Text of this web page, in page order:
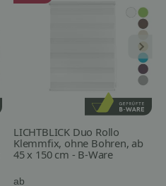
LICHTBLICK Duo Rollo
Klemmfix, ohne Bohren, ab
45 x 150 cm - B-Ware
ab